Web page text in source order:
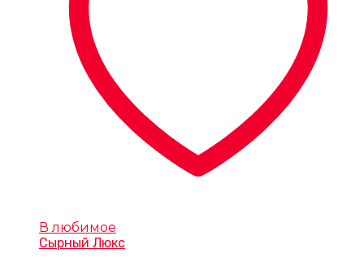
В любимое
Сырный Люкс